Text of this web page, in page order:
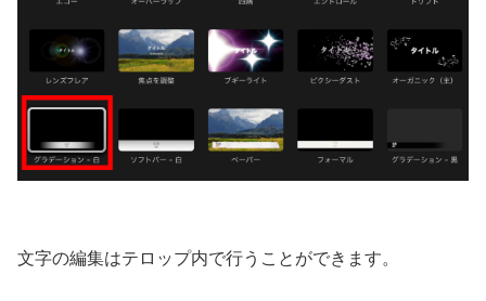
文字の編集はテロップ内で行うことができます。